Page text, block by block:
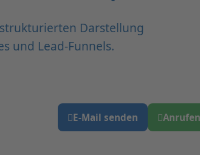
Darstellung
und Lead-Funnels.
E-Mail senden Anrufen